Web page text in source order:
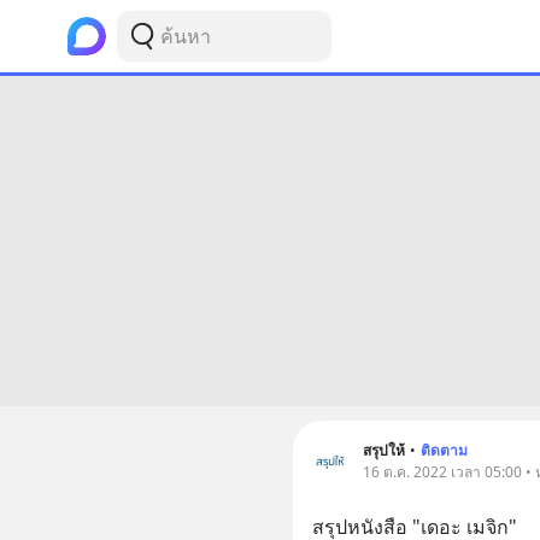
สรุปให้ • ติดตาม
16 ต.ค. 2022 เวลา 05:00 •
สรุปหนังสือ "เดอะ เมจิก"